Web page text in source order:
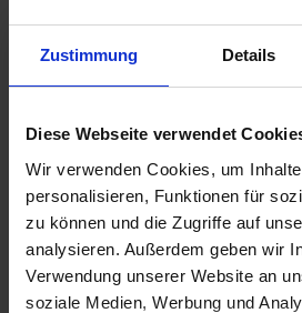
Zustimmung Details
Diese Webseite verwendet
Wir verwenden Cookies, um
personalisieren, Funktionen für
zu können und die Zugriffe auf
analysieren. Außerdem geben wir
Verwendung unserer Website an
soziale Medien, Werbung und
Vermarktungsoptionen von
Wirtschaftlichkeitsanalyse
unter verschiedenen
Bewertung der
Abwärme und Sauerstoff als
Wasserstoffproduktion
Fazit: Wasserstoff: